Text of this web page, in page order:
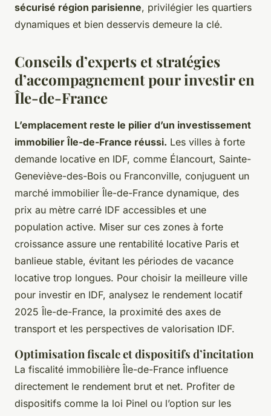
sécurisé région parisienne, privilégier les quartiers
dynamiques et bien desservis demeure la clé.
Conseils d’experts et stratégies
d’accompagnement pour investir en
Île-de-France
L’emplacement reste le pilier d’un investissement
immobilier Île-de-France réussi. Les villes à forte
demande locative en IDF, comme Élancourt, Sainte-
Geneviève-des-Bois ou Franconville, conjuguent un
marché immobilier Île-de-France dynamique, des
prix au mètre carré IDF accessibles et une
population active. Miser sur ces zones à forte
croissance assure une rentabilité locative Paris et
banlieue stable, évitant les périodes de vacance
locative trop longues. Pour choisir la meilleure ville
pour investir en IDF, analysez le rendement locatif
2025 Île-de-France, la proximité des axes de
transport et les perspectives de valorisation IDF.
Optimisation fiscale et dispositifs d’incitation
La fiscalité immobilière Île-de-France influence
directement le rendement brut et net. Profiter de
dispositifs comme la loi Pinel ou l’option sur les